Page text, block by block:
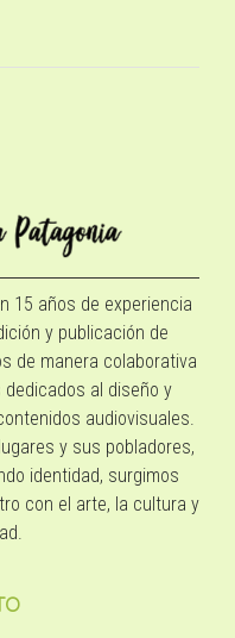
15 años de experiencia
y publicación de
de manera colaborativa
al diseño y
audiovisuales.
y sus pobladores,
identidad, surgimos
con el arte, la cultura y